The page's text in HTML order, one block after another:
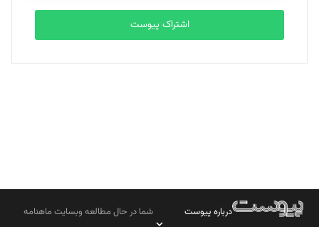
بابک نقاش
تحریریه
اشتراک پیوست
درباره پیوست
شما در حال مطالعه وبسایت ماهنامه